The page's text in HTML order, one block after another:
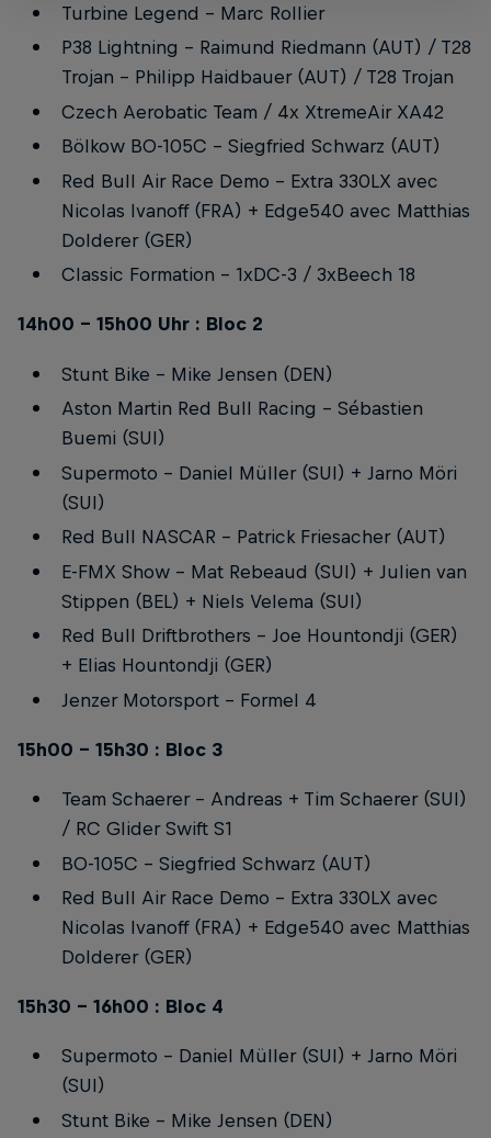
Turbine Legend - Marc Rollier
P38 Lightning - Raimund Riedmann (AUT) / T28
Trojan - Philipp Haidbauer (AUT) / T28 Trojan
Czech Aerobatic Team / 4x XtremeAir XA42
Bölkow BO-105C – Siegfried Schwarz (AUT)
Red Bull Air Race Demo - Extra 330LX avec
Nicolas Ivanoff (FRA) + Edge540 avec Matthias
Dolderer (GER)
Classic Formation - 1xDC-3 / 3xBeech 18
14h00 - 15h00 Uhr : Bloc 2
Stunt Bike - Mike Jensen (DEN)
Aston Martin Red Bull Racing - Sébastien
Buemi (SUI)
Supermoto - Daniel Müller (SUI) + Jarno Möri
(SUI)
Red Bull NASCAR - Patrick Friesacher (AUT)
E-FMX Show - Mat Rebeaud (SUI) + Julien van
Stippen (BEL) + Niels Velema (SUI)
Red Bull Driftbrothers - Joe Hountondji (GER)
+ Elias Hountondji (GER)
Jenzer Motorsport - Formel 4
15h00 - 15h30 : Bloc 3
Team Schaerer - Andreas + Tim Schaerer (SUI)
/ RC Glider Swift S1
BO-105C - Siegfried Schwarz (AUT)
Red Bull Air Race Demo - Extra 330LX avec
Nicolas Ivanoff (FRA) + Edge540 avec Matthias
Dolderer (GER)
15h30 - 16h00 : Bloc 4
Supermoto - Daniel Müller (SUI) + Jarno Möri
(SUI)
Stunt Bike - Mike Jensen (DEN)